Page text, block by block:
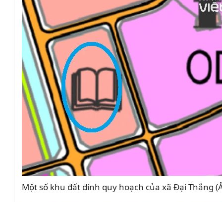
Một số khu đất dính quy hoạch của xã Đại Thắng